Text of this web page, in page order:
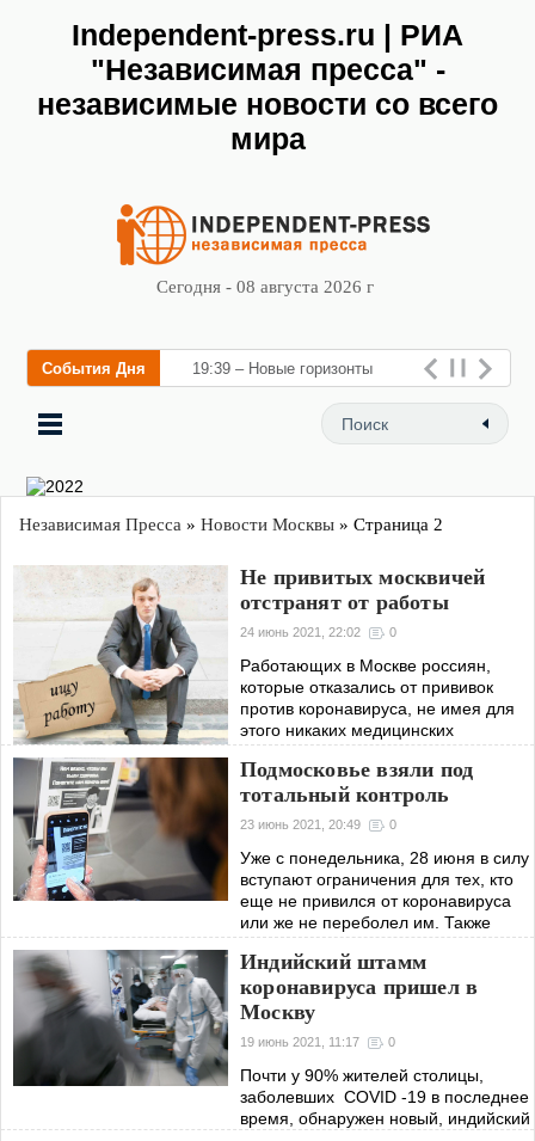
Independent-press.ru | РИА
"Независимая пресса" -
независимые новости со всего
мира
Сегодня - 08 августа 2026 г
События Дня 19:39 – Новые горизонты
флебологии: в Москве
Независимая Пресса » Новости Москвы » Страница 2
Не привитых москвичей
отстранят от работы
24 июнь 2021, 22:02 0
Работающих в Москве россиян,
которые отказались от прививок
против коронавируса, не имея для
этого никаких медицинских
противопоказаний, отстранят от
рабочей деятельности. Все это
совершенно законно,
Подмосковье взяли под
тотальный контроль
23 июнь 2021, 20:49 0
Уже с понедельника, 28 июня в силу
вступают ограничения для тех, кто
еще не привился от коронавируса
или же не переболел им. Также
жесткие условия поставила власть.
Для тех, кто находится в
Индийский штамм
коронавируса пришел в
Москву
19 июнь 2021, 11:17 0
Почти у 90% жителей столицы,
заболевших COVID -19 в последнее
время, обнаружен новый, индийский